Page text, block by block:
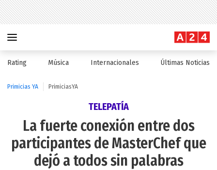
Rating Música Internacionales Últimas Noticias
Primicias YA PrimiciasYA
TELEPATÍA
La fuerte conexión entre dos
participantes de MasterChef que
dejó a todos sin palabras